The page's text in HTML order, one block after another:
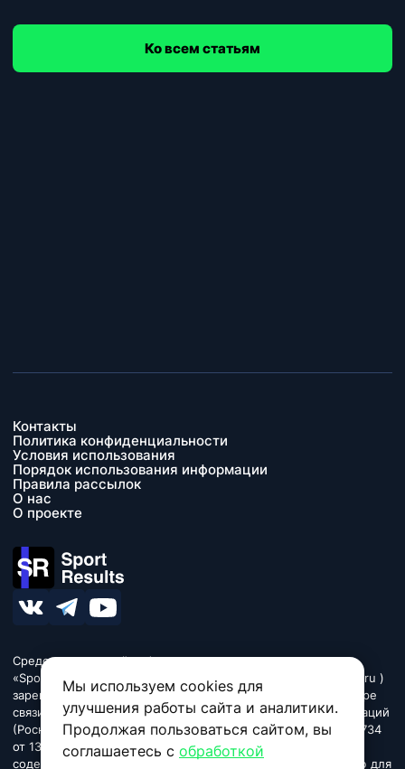
Мы используем cookies для
улучшения работы сайта и аналитики.
Продолжая пользоваться сайтом, вы
соглашаетесь с обработкой
Ко всем статьям
Контакты
Политика конфиденциальности
Условия использования
Порядок использования информации
Правила рассылок
О нас
О проекте
Средство массовой информации сетевое издание
«SportResults» (адрес в сети Интернет - www.sport-results.ru )
зарегистрировано Федеральной службой по надзору в сфере
связи, информационных технологий и массовых коммуникаций
(Роскомнадзор). Регистрационный номер ЭЛ № ФС 77 - 84734
от 13 марта 2023. Название «SportResults». Издание может
содержать информационную продукцию, предназначенную для